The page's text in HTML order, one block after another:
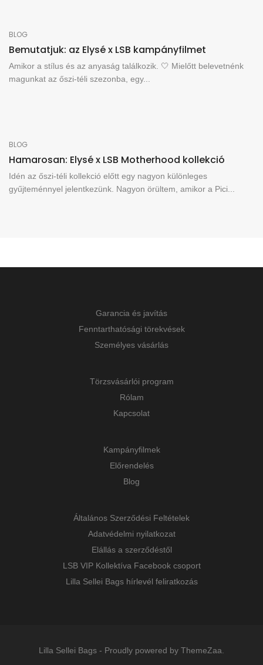
BLOG
Bemutatjuk: az Elysé x LSB kampányfilmet
Amikor a stílus és az anyaság találkozik. 🤍 Mielőtt belevetnénk
magunkat az őszi-téli szezonba, egy...
BLOG
Hamarosan: Elysé x LSB Motherhood kollekció
Idén az őszi-téli kollekció előtt egy nagyon különleges
gyűjteménnyel jelentkezünk. Nagyon örültem, amikor a Pici...
Garancia és javítás
Fenntarthatósági törekvések
Személyes vásárlás
Törzsvásárlói program
Rólam
Kapcsolat
Kampányfilmek
Előrendelés
Blog
Általános Szerződési Feltételek
Adatvédelmi nyilatkozat
Elállás a szerződéstől
LSB VIP Kollektíva Facebook csoport
Lilla Sellei Bags hírlevél feliratkozás
Lilla Sellei Bags - Proudly powered by ThemeZaa.